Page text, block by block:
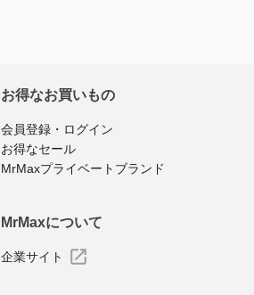
お得なお買いもの
会員登録・ログイン
お得なセール
MrMaxプライベートブランド
MrMaxについて
企業サイト